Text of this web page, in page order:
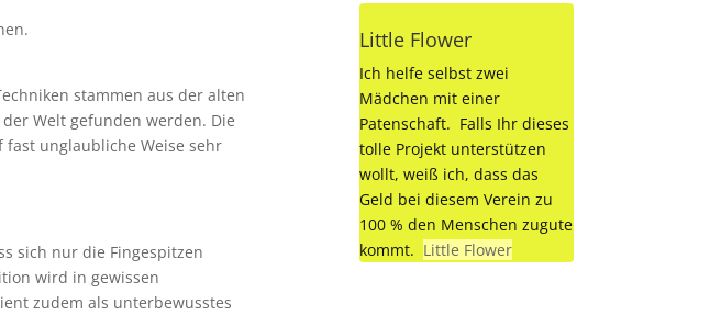
stammen aus der alten
Welt gefunden werden. Die
unglaubliche Weise sehr
sich nur die Fingespitzen
wird in gewissen
zudem als unterbewusstes
Little Flower
Ich helfe selbst zwei
Mädchen mit einer
Patenschaft. Falls Ihr dieses
tolle Projekt unterstützen
wollt, weiß ich, dass das
Geld bei diesem Verein zu
100 % den Menschen zugute
kommt. Little Flower